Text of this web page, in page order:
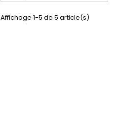
Affichage 1-5 de 5 article(s)